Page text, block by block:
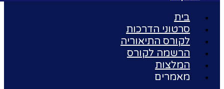
בית
סרטוני הדרכות
לקורס התיאוריה
הרשמה לקורס
המלצות
מאמרים